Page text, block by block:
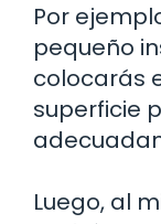
Por
pequeño
colocarás
superficie
Luego, al